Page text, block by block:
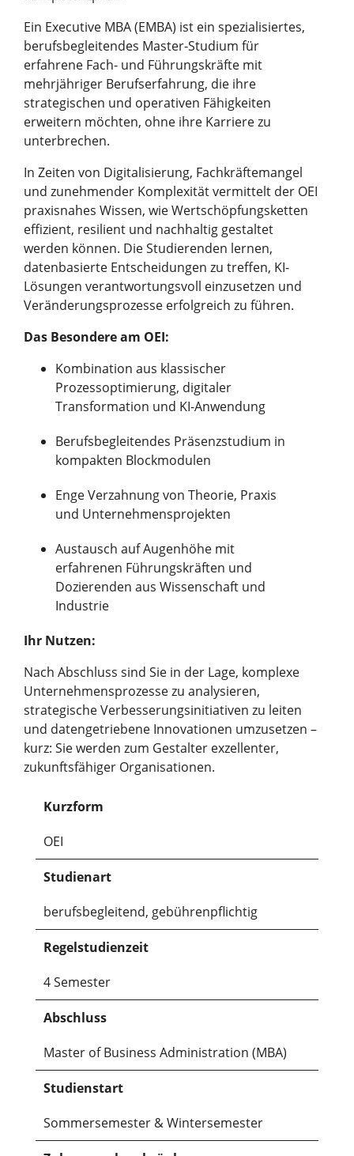
Ein Executive MBA (EMBA) ist ein spezialisiertes,
berufsbegleitendes Master-Studium für
erfahrene Fach- und Führungskräfte mit
mehrjähriger Berufserfahrung, die ihre
strategischen und operativen Fähigkeiten
erweitern möchten, ohne ihre Karriere zu
unterbrechen.
In Zeiten von Digitalisierung, Fachkräftemangel
und zunehmender Komplexität vermittelt der OEI
praxisnahes Wissen, wie Wertschöpfungsketten
effizient, resilient und nachhaltig gestaltet
werden können. Die Studierenden lernen,
datenbasierte Entscheidungen zu treffen, KI-
Lösungen verantwortungsvoll einzusetzen und
Veränderungsprozesse erfolgreich zu führen.
Das Besondere am OEI:
Kombination aus klassischer
Prozessoptimierung, digitaler
Transformation und KI-Anwendung
Berufsbegleitendes Präsenzstudium in
kompakten Blockmodulen
Enge Verzahnung von Theorie, Praxis
und Unternehmensprojekten
Austausch auf Augenhöhe mit
erfahrenen Führungskräften und
Dozierenden aus Wissenschaft und
Industrie
Ihr Nutzen:
Nach Abschluss sind Sie in der Lage, komplexe
Unternehmensprozesse zu analysieren,
strategische Verbesserungsinitiativen zu leiten
und datengetriebene Innovationen umzusetzen –
kurz: Sie werden zum Gestalter exzellenter,
zukunftsfähiger Organisationen.
Kurzform
OEI
Studienart
berufsbegleitend, gebührenpflichtig
Regelstudienzeit
4 Semester
Abschluss
Master of Business Administration (MBA)
Studienstart
Sommersemester & Wintersemester